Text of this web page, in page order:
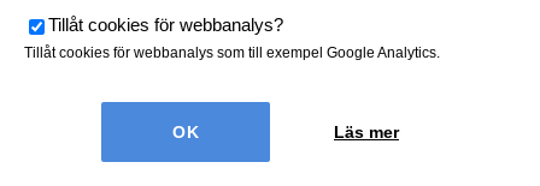
Även fortsättningsvis förblev
fordonssituationen besvärlig då den
utgjordes av nio YBo5p, två UBFo3yp, två
UBFo4yp samt en UBo3yp. Detta för fem
Tillåt cookies för webbanalys?
Tillåt cookies för webbanalys som till exempel Google Analytics.
Läs mer
Cookies